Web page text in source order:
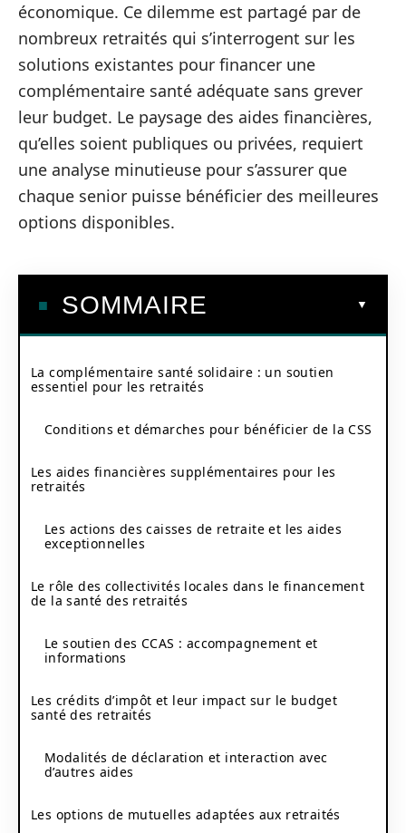
économique. Ce dilemme est partagé par de
nombreux retraités qui s’interrogent sur les
solutions existantes pour financer une
complémentaire santé adéquate sans grever
leur budget. Le paysage des aides financières,
qu’elles soient publiques ou privées, requiert
une analyse minutieuse pour s’assurer que
chaque senior puisse bénéficier des meilleures
options disponibles.
SOMMAIRE
La complémentaire santé solidaire : un soutien
essentiel pour les retraités
Conditions et démarches pour bénéficier de la CSS
Les aides financières supplémentaires pour les
retraités
Les actions des caisses de retraite et les aides
exceptionnelles
Le rôle des collectivités locales dans le financement
de la santé des retraités
Le soutien des CCAS : accompagnement et
informations
Les crédits d’impôt et leur impact sur le budget
santé des retraités
Modalités de déclaration et interaction avec
d’autres aides
Les options de mutuelles adaptées aux retraités